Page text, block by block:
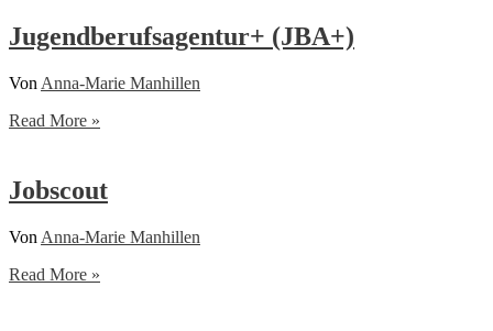
(Caritas)
Jugendberufsagentur+ (JBA+)
Von Anna-Marie Manhillen
Jugendberufsagentur+
Read More »
Jobscout
Von Anna-Marie Manhillen
Jobscout
Read More »